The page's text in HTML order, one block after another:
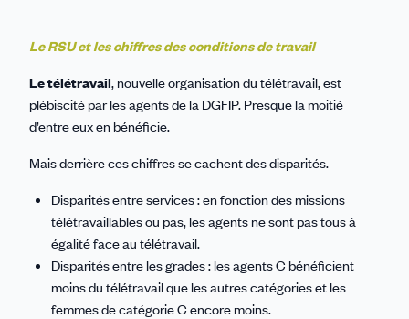
Le RSU et les chiffres des conditions de travail
Le télétravail, nouvelle organisation du télétravail, est
plébiscité par les agents de la DGFIP. Presque la moitié
d’entre eux en bénéficie.
Mais derrière ces chiffres se cachent des disparités.
Disparités entre services : en fonction des missions
télétravaillables ou pas, les agents ne sont pas tous à
égalité face au télétravail.
Disparités entre les grades : les agents C bénéficient
moins du télétravail que les autres catégories et les
femmes de catégorie C encore moins.